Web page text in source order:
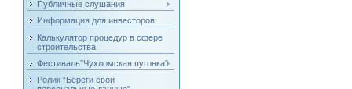
Публичные слушания
Информация для инвесторов
Калькулятор процедур в сфере
строительства
Фестиваль"Чухломская пуговка"
Ролик "Береги свои